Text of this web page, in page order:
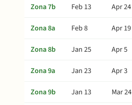
Zona 7b
Feb 13 Apr 24
Zona 8a
Feb 8 Apr 19
Zona 8b
Jan 25 Apr 5
Zona 9a
Jan 23 Apr 3
Zona 9b
Jan 13 Mar 24